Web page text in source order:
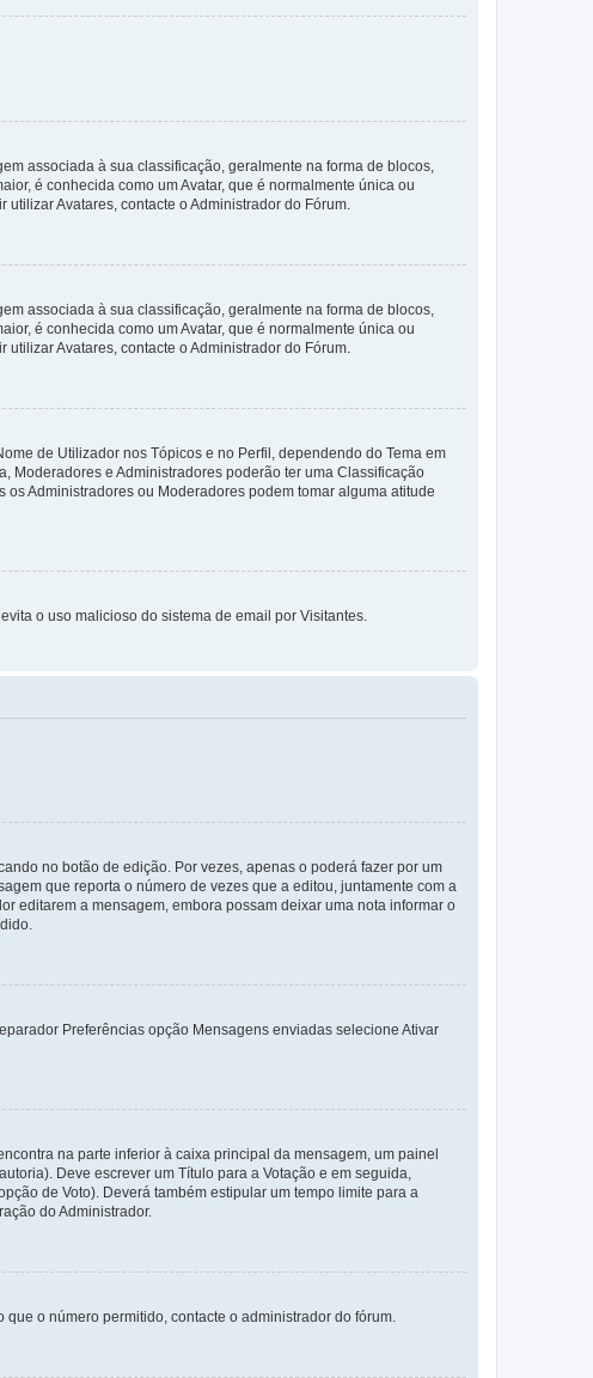
associada à sua classificação, geralmente na forma de blocos,
é conhecida como um Avatar, que é normalmente única ou
Avatares, contacte o Administrador do Fórum.
associada à sua classificação, geralmente na forma de blocos,
é conhecida como um Avatar, que é normalmente única ou
Avatares, contacte o Administrador do Fórum.
de Utilizador nos Tópicos e no Perfil, dependendo do Tema em
Moderadores e Administradores poderão ter uma Classificação
Administradores ou Moderadores podem tomar alguma atitude
o uso malicioso do sistema de email por Visitantes.
no botão de edição. Por vezes, apenas o poderá fazer por um
que reporta o número de vezes que a editou, juntamente com a
editarem a mensagem, embora possam deixar uma nota informar o
Preferências opção Mensagens enviadas selecione Ativar
na parte inferior à caixa principal da mensagem, um painel
Deve escrever um Título para a Votação e em seguida,
de Voto). Deverá também estipular um tempo limite para a
do Administrador.
o número permitido, contacte o administrador do fórum.